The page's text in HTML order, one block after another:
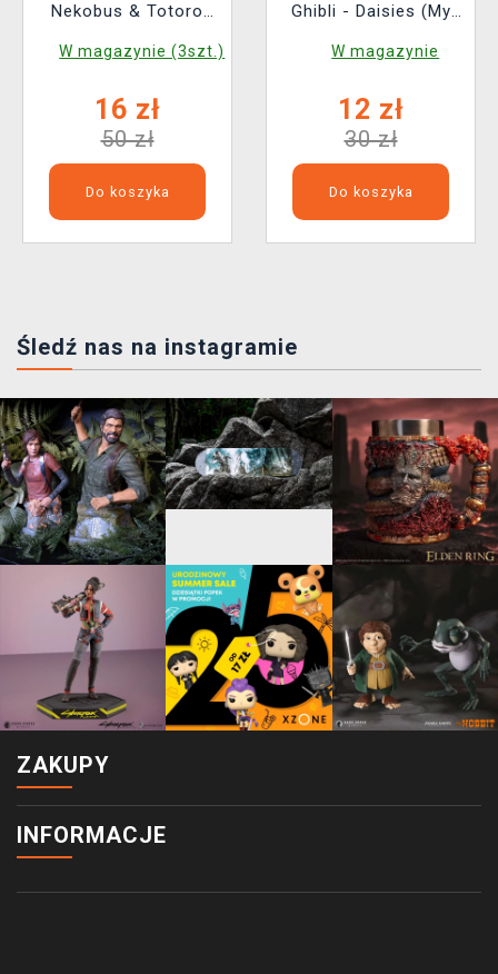
Nekobus & Totoro
W magazynie (3szt.)
16 zł
50 zł
Do koszyka
Ghibli - Daisies (My
W magazynie
12 zł
30 zł
Do koszyka
Śledź nas na instagramie
ZAKUPY
INFORMACJE